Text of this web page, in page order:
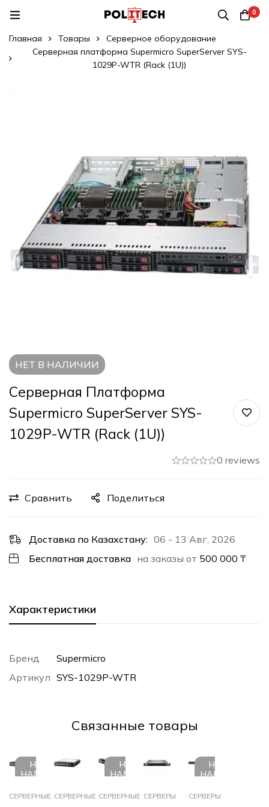
0
Главная Товары
Серверное оборудование
Серверная платформа Supermicro SuperServer SYS-
1029P-WTR (Rack (1U))
НЕТ В НАЛИЧИИ
Серверная Платформа
Supermicro SuperServer SYS-
1029P-WTR (Rack (1U))
0 reviews
Сравнить Поделиться
Доставка по Казахстану: 06 - 13 Авг, 2026
Бесплатная доставка на заказы от 500 000 ₸
Характеристики
Бренд
Supermicro
Артикул SYS-1029P-WTR
Cвязанные товары
НЕТ В
НАЛИЧИИ
СЕРВЕРНЫЕ СЕРВЕРНЫЕ
НЕТ В
НАЛИЧИИ
СЕРВЕРНЫЕ СЕРВЕРЫ
НЕТ В
НАЛИЧИИ
СЕРВЕРЫ